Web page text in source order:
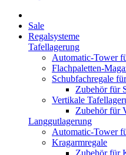
Sale
Regalsysteme
Tafellagerung
Automatic-Tower
Flachpaletten-
Schubfachregale
Zubehör für
Vertikale
Zubehör für
Langgutlagerung
Automatic-Tower
Kragarmregale
Zubehör für